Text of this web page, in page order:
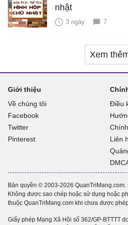
nhật
3 ngày 7
Xem
Giới thiệu
Về chúng tôi
Facebook
Twitter
Pinterest
Điều
Liên
Bản quyền © 2003-2026
Không được sao chép hoặc sử dụng hoặc
thuộc QuanTriMang.com khi chưa được
Giấy phép Mạng Xã Hội số 362/GP-BTTTT